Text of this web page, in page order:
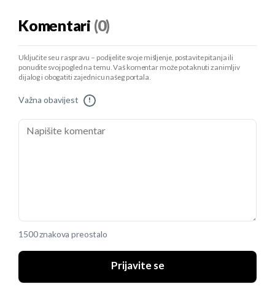
Komentari (0)
Uključite se u raspravu – podijelite svoje mišljenje, postavite pitanja ili
ponudite svoj pogled na temu. Vaš komentar može potaknuti zanimljiv
dijalog i obogatiti zajednicu našeg portala.
Važna obavijest !
1500 znakova preostalo
Prijavite se